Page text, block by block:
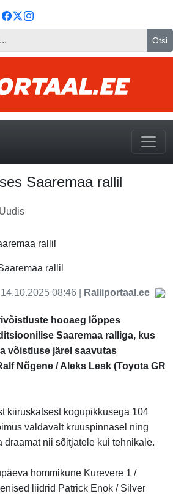
Otsi
Saaremaa rallil
Uudis
14.10.2025 08:46 | Ralliportaal.ee
hooaeg lõppes
Saaremaa ralliga, kus
võistluse järel saavutas
Nõgene / Aleks Lesk (Toyota GR
kiiruskatsest kogupikkusega 104
valdavalt kruuspinnasel ning
draamat nii sõitjatele kui tehnikale.
hommikune Kurevere 1 /
liidrid Patrick Enok / Silver